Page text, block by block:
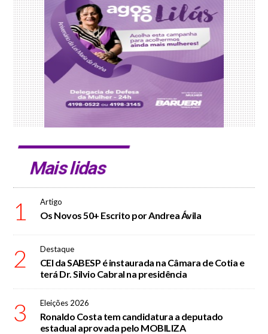
Mais lidas
1 Artigo
Os Novos 50+ Escrito por Andrea Ávila
2 Destaque
CEI da SABESP é instaurada na Câmara de Cotia e
terá Dr. Silvio Cabral na presidência
3 Eleições 2026
Ronaldo Costa tem candidatura a deputado
estadual aprovada pelo MOBILIZA